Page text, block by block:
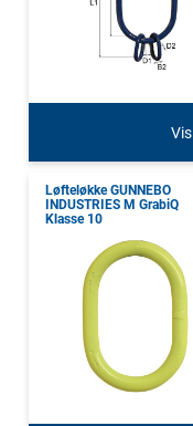
Vis
Løfteløkke GUNNEBO
INDUSTRIES M GrabiQ
Klasse 10